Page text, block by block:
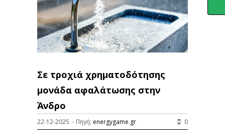
Σε τροχιά χρηματοδότησης
μονάδα αφαλάτωσης στην
Άνδρο
22-12-2025 - Πηγή: energygame.gr 0